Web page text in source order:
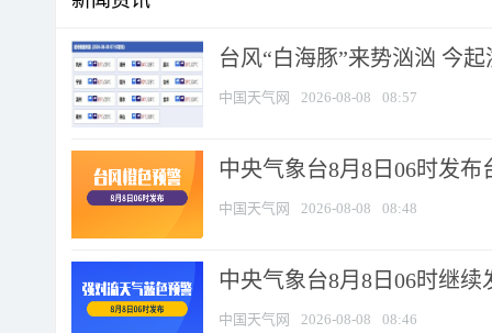
台风“白海豚”来势汹汹 今
中国天气网 2026-08-08 08:57
中央气象台8月8日06时发布
中国天气网 2026-08-08 08:48
中央气象台8月8日06时继
中国天气网 2026-08-08 08:46